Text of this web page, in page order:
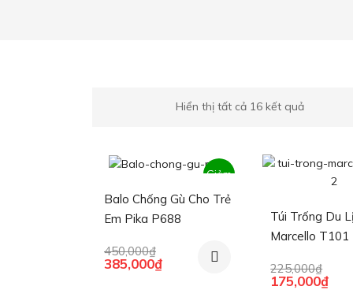
Hiển thị tất cả 16 kết quả
Giảm
giá!
Balo Chống Gù Cho Trẻ
Em Pika P688
450,000₫
Giá
385,000₫Giá
Túi Trống Du
Marcello T101
225,000₫
Giá
175,000₫Giá